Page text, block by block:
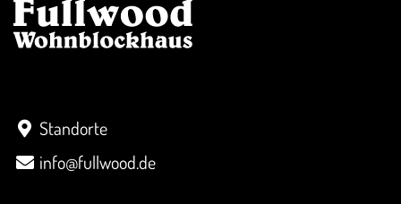
Standorte
info@fullwood.de